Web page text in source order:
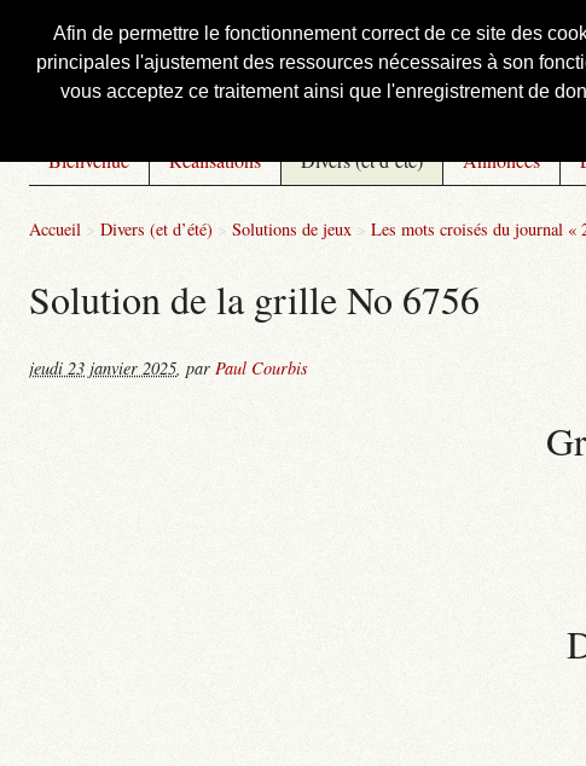
Afin de permettre le fonctionnement correct de ce site des
principales l'ajustement des ressources nécessaires à son
vous acceptez ce traitement ainsi que l'enregistrement de
Courbis, « LE » Blog Officiel
Bienvenue Réalisations Divers (et d’été) Annonces
Accueil > Divers (et d’été) > Solutions de jeux > Les mots croisés du journal «
Solution de la grille No 6756
jeudi 23 janvier 2025, par Paul Courbis